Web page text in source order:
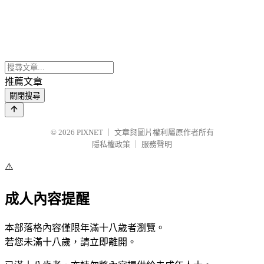
推薦文章
關閉搜尋
© 2026 PIXNET
文章與圖片權利屬原作者所有
隱私權政策
服務聲明
⚠️
成人內容提醒
本部落格內容僅限年滿十八歲者瀏覽。
若您未滿十八歲，請立即離開。